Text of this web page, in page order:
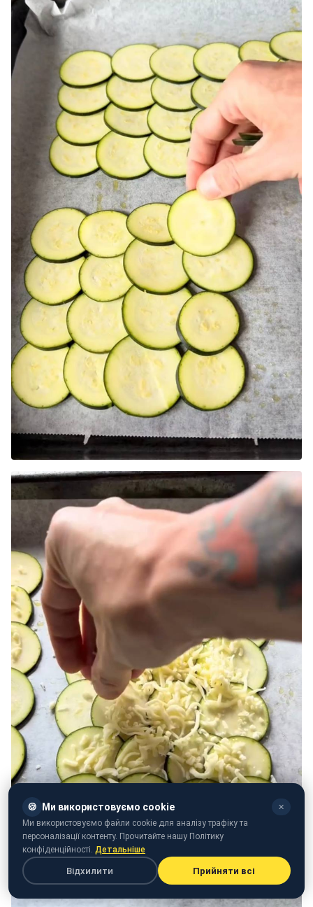
🍪 Ми використовуємо cookie ✕
Ми використовуємо файли cookie для аналізу трафіку та
персоналізації контенту. Прочитайте нашу Політику
конфіденційності. Детальніше
Відхилити Прийняти всі